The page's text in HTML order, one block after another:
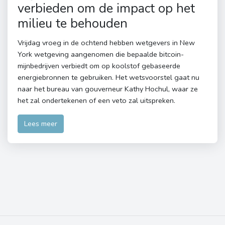
verbieden om de impact op het
milieu te behouden
Vrijdag vroeg in de ochtend hebben wetgevers in New
York wetgeving aangenomen die bepaalde bitcoin-
mijnbedrijven verbiedt om op koolstof gebaseerde
energiebronnen te gebruiken. Het wetsvoorstel gaat nu
naar het bureau van gouverneur Kathy Hochul, waar ze
het zal ondertekenen of een veto zal uitspreken.
Lees meer